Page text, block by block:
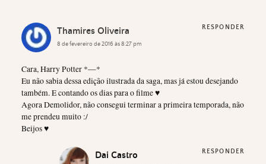
Thamires Oliveira
8 de fevereiro de 2016 às 8:27 pm
Cara, Harry Potter *—*
Eu não sabia dessa edição ilustrada da saga, mas já estou desejando
também. E contando os dias para o filme ♥
Agora Demolidor, não consegui terminar a primeira temporada, não
me prendeu muito :/
Beijos ♥
RESPONDER
Dai Castro RESPONDER